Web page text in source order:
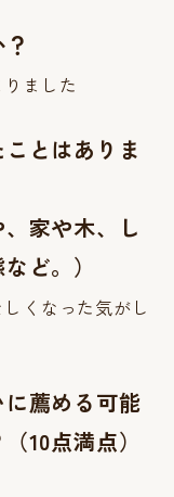
ました
とはありま
家や木、し
ど。）
くなった気がし
薦める可能
10点満点）